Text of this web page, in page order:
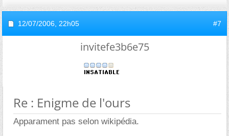
12/07/2006, 22h05 #7
invitefe3b6e75
Re : Enigme de l'ours
Apparament pas selon wikipédia.